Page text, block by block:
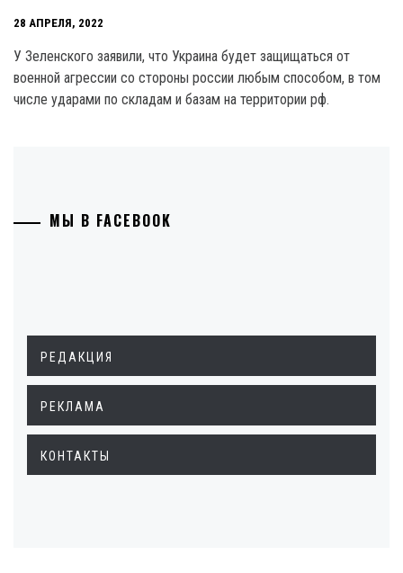
28 АПРЕЛЯ, 2022
У Зеленского заявили, что Украина будет защищаться от
военной агрессии со стороны россии любым способом, в том
числе ударами по складам и базам на территории рф.
МЫ В FACEBOOK
РЕДАКЦИЯ
РЕКЛАМА
КОНТАКТЫ